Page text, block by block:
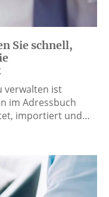
Sie schnell,
verwalten ist
im Adressbuch
importiert und…